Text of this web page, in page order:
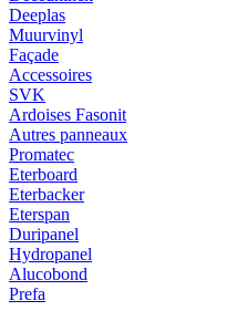
Deeplas
Muurvinyl
Façade
Accessoires
SVK
Ardoises Fasonit
Autres panneaux
Promatec
Eterboard
Eterbacker
Eterspan
Duripanel
Hydropanel
Alucobond
Prefa